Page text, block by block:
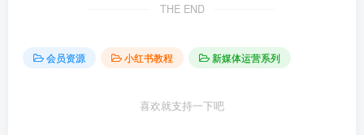
THE END
会员资源 小红书教程 新媒体运营系列
喜欢就支持一下吧